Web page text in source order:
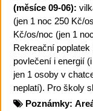
(měsíce 09-06):
(jen 1 noc 250 Kč/
Kč/os/noc (jen 1
Rekreační
povlečení i energií
jen 1 osoby v
neplatí). Pro školy
Poznámky: